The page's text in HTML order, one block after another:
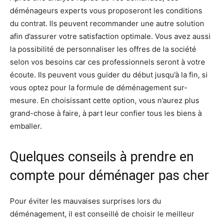
déménageurs experts vous proposeront les conditions
du contrat. Ils peuvent recommander une autre solution
afin d’assurer votre satisfaction optimale. Vous avez aussi
la possibilité de personnaliser les offres de la société
selon vos besoins car ces professionnels seront à votre
écoute. Ils peuvent vous guider du début jusqu’à la fin, si
vous optez pour la formule de déménagement sur-
mesure. En choisissant cette option, vous n’aurez plus
grand-chose à faire, à part leur confier tous les biens à
emballer.
Quelques conseils à prendre en
compte pour déménager pas cher
Pour éviter les mauvaises surprises lors du
déménagement, il est conseillé de choisir le meilleur